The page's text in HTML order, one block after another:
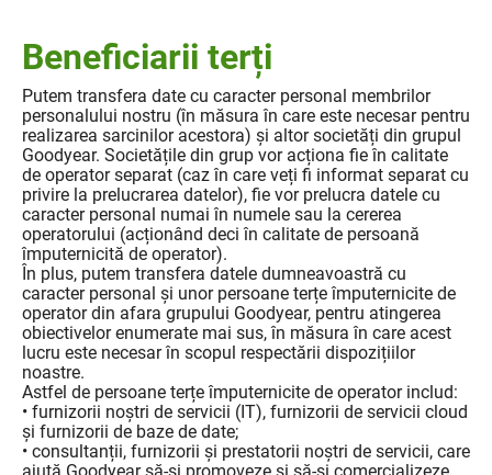
Beneficiarii terți
Putem transfera date cu caracter personal membrilor
personalului nostru (în măsura în care este necesar pentru
realizarea sarcinilor acestora) și altor societăți din grupul
Goodyear. Societățile din grup vor acționa fie în calitate
de operator separat (caz în care veți fi informat separat cu
privire la prelucrarea datelor), fie vor prelucra datele cu
caracter personal numai în numele sau la cererea
operatorului (acționând deci în calitate de persoană
împuternicită de operator).
În plus, putem transfera datele dumneavoastră cu
caracter personal și unor persoane terțe împuternicite de
operator din afara grupului Goodyear, pentru atingerea
obiectivelor enumerate mai sus, în măsura în care acest
lucru este necesar în scopul respectării dispozițiilor
noastre.
Astfel de persoane terțe împuternicite de operator includ:
• furnizorii noștri de servicii (IT), furnizorii de servicii cloud
și furnizorii de baze de date;
• consultanții, furnizorii și prestatorii noștri de servicii, care